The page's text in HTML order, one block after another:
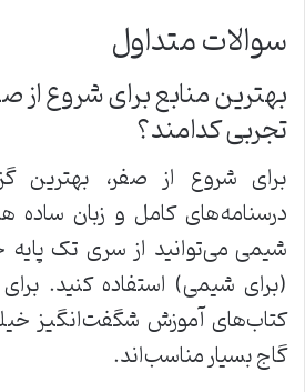
سوالات متداول
بهترین منابع برای شروع از
تجربی کدامند؟
برای شروع از صفر، بهترین
درسنامه‌های کامل و زبان
شیمی می‌توانید از سری تک پایه
(برای شیمی) استفاده کنید.
کتاب‌های آموزش شگفت‌انگیز
گاج بسیار مناسب‌اند.